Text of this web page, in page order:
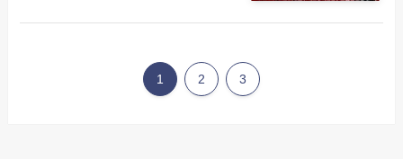
1 2 3